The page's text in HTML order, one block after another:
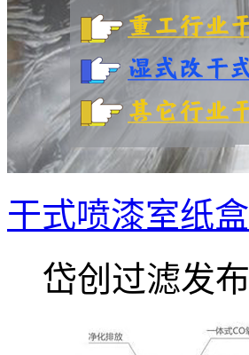
干式喷漆室纸
岱创过滤发